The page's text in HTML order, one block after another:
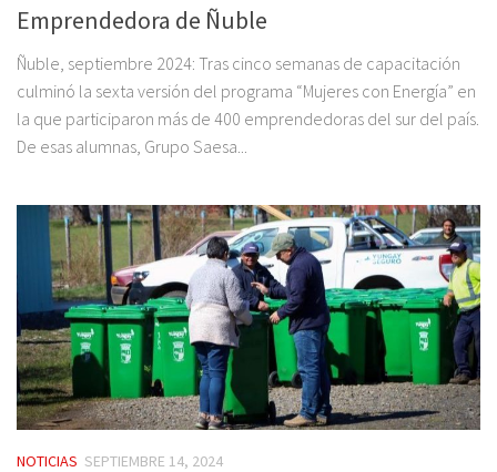
Emprendedora de Ñuble
Ñuble, septiembre 2024: Tras cinco semanas de capacitación
culminó la sexta versión del programa “Mujeres con Energía” en
la que participaron más de 400 emprendedoras del sur del país.
De esas alumnas, Grupo Saesa...
NOTICIAS SEPTIEMBRE 14, 2024